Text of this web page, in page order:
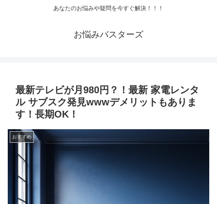
あなたのお悩みや疑問を今すぐ解決！！！
お悩みバスターズ
最新テレビが月980円？！最新 家電レンタ
ル サブスク発見wwwデメリットもありま
す！長期OK！
おすすめ